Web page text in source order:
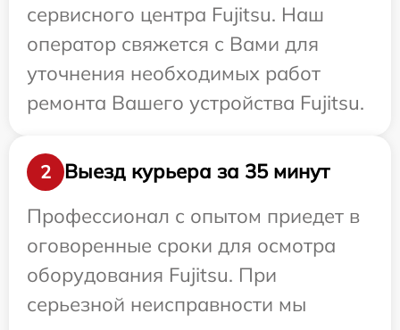
сервисного центра Fujitsu. Наш
оператор свяжется с Вами для
уточнения необходимых работ
ремонта Вашего устройства Fujitsu.
2
Выезд курьера за 35 минут
Профессионал с опытом приедет в
оговоренные сроки для осмотра
оборудования Fujitsu. При
серьезной неисправности мы